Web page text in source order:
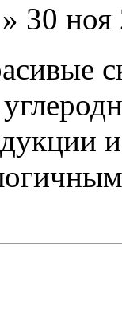
» 30 ноя
и